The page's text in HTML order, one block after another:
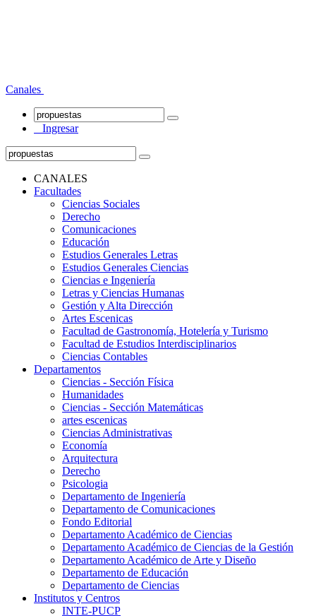
Canales
Ingresar
CANALES
Facultades
Ciencias Sociales
Derecho
Comunicaciones
Educación
Estudios Generales Letras
Estudios Generales Ciencias
Ciencias e Ingeniería
Letras y Ciencias Humanas
Gestión y Alta Dirección
Artes Escenicas
Facultad de Gastronomía, Hotelería y Turismo
Facultad de Estudios Interdisciplinarios
Ciencias Contables
Departamentos
Ciencias - Sección Física
Humanidades
Ciencias - Sección Matemáticas
artes escenicas
Ciencias Administrativas
Economía
Arquitectura
Derecho
Psicologia
Departamento de Ingeniería
Departamento de Comunicaciones
Fondo Editorial
Departamento Académico de Ciencias
Departamento Académico de Ciencias de la Gestión
Departamento Académico de Arte y Diseño
Departamento de Educación
Departamento de Ciencias
Institutos y Centros
INTE-PUCP